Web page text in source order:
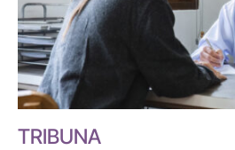
TRIBUNA